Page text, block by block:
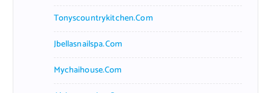
Tonyscountrykitchen.com
Jbellasnailspa.com
Mychaihouse.com